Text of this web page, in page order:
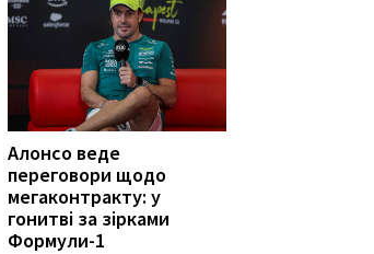
Алонсо веде
переговори щодо
мегаконтракту: у
гонитві за зірками
Формули-1